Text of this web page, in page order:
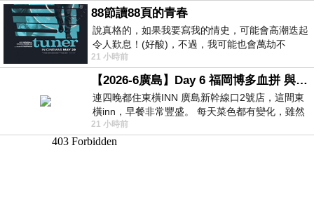
88節讀88頁的青春
說真格的，如果我要寫我的情史，可能會高潮迭起
令人歎息！(好酸)，不過，我可能也會萬劫不
復...，每天跪鍵盤還是被判了花心的罪
21 小時前
【2026-6廣島】Day 6 福岡博多血拼 與機場接送少年司機深夜對談
連四晚都住東橫INN 廣島新幹線口2號店，這間東
橫inn，早餐非常豐盛。 每天菜色都有變化，雖然
看到工作人員拿出料理包加熱，但
21 小時前